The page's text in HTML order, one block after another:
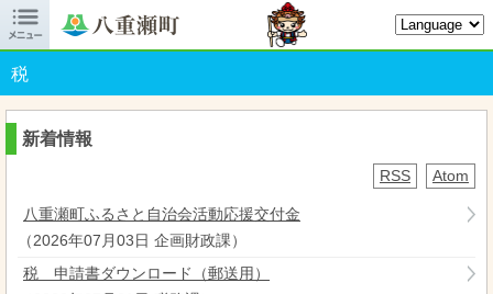
 八重瀬町オフィシャルサイト
税
新着情報
RSS Atom
八重瀬町ふるさと自治会活動応援交付金
（2026年07月03日 企画財政課）
税 申請書ダウンロード（郵送用）